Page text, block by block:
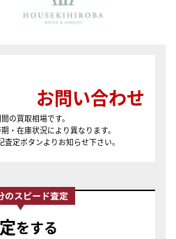
お問い合わせ
の買取相場です。
・在庫状況により異なります。
定ボタンよりお知らせ下さい。
をする